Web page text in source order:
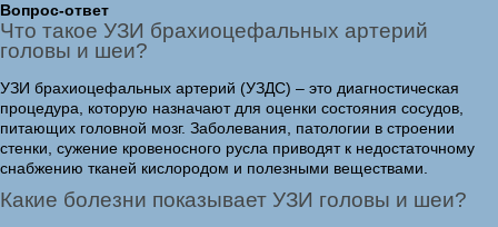
Вопрос-ответ
Что такое УЗИ брахиоцефальных артерий
головы и шеи?
УЗИ брахиоцефальных артерий (УЗДС) – это диагностическая
процедура, которую назначают для оценки состояния сосудов,
питающих головной мозг. Заболевания, патологии в строении
стенки, сужение кровеносного русла приводят к недостаточному
снабжению тканей кислородом и полезными веществами.
Какие болезни показывает УЗИ головы и шеи?